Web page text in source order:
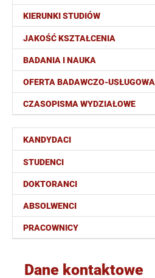
KIERUNKI STUDIÓW
JAKOŚĆ KSZTAŁCENIA
BADANIA I NAUKA
OFERTA BADAWCZO-USŁUGOWA
CZASOPISMA WYDZIAŁOWE
KANDYDACI
STUDENCI
DOKTORANCI
ABSOLWENCI
PRACOWNICY
Dane kontaktowe